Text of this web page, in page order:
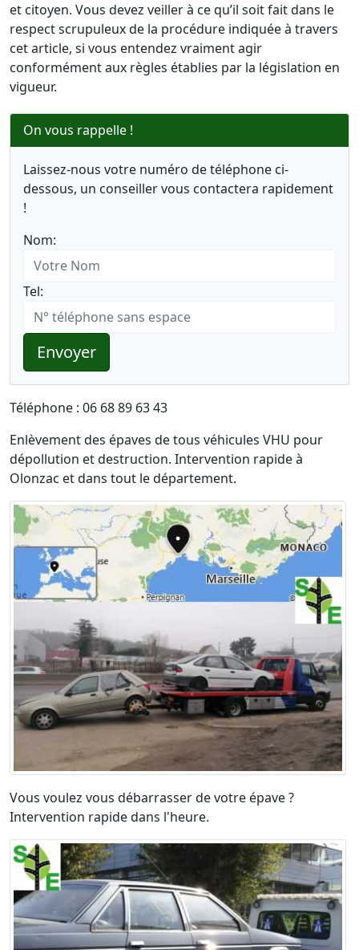
et citoyen. Vous devez veiller à ce qu’il soit fait dans le
respect scrupuleux de la procédure indiquée à travers
cet article, si vous entendez vraiment agir
conformément aux règles établies par la législation en
vigueur.
On vous rappelle !
Laissez-nous votre numéro de téléphone ci-
dessous, un conseiller vous contactera rapidement
!
Nom:
Tel:
Envoyer
Téléphone : 06 68 89 63 43
Enlèvement des épaves de tous véhicules VHU pour
dépollution et destruction. Intervention rapide à
Olonzac et dans tout le département.
Vous voulez vous débarrasser de votre épave ?
Intervention rapide dans l'heure.